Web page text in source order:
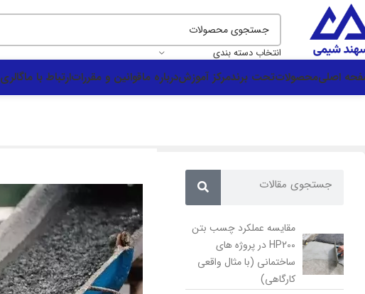
انتخاب دسته بندی
اصلیمحصولاتتحت برندمرکز آموزشدرباره ماقوانین و مقرراتارتباط با ماگالری
مقایسه عملکرد چسب بتن
HP200 در پروژه های
ساختمانی (با مثال واقعی
کارگاهی)